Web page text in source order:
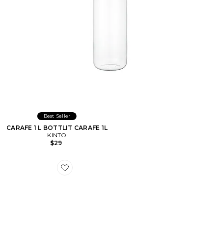
Best Seller
CARAFE 1 L BOTTLIT CARAFE 1L
KINTO
$29
Favorite ENSEMBLE DE NEUF BOLS DE SERVICE